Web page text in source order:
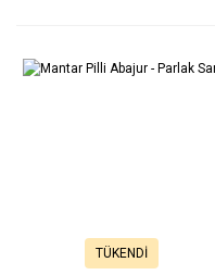
TÜKENDİ